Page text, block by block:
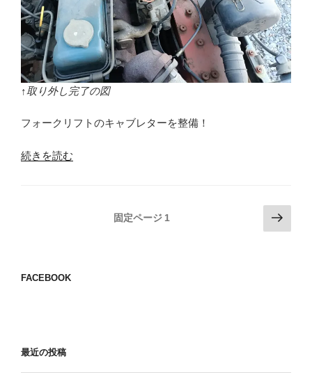
↑取り外し完了の図
フォークリフトのキャブレターを整備！
“フ
キ
ー
整
続きを読む
ペ
り
固定ページ 1
次
の
FACEBOOK
最近の投稿